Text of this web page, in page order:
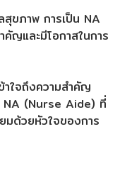
ขภาพ การเป็น NA
ญและมีโอกาสในการ
าใจถึงความสำคัญ
(Nurse Aide) ที่
มด้วยหัวใจของการ